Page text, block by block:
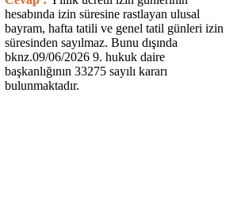
hesabında izin süresine rastlayan ulusal
bayram, hafta tatili ve genel tatil günleri izin
süresinden sayılmaz. Bunu dışında
bknz.09/06/2026 9. hukuk daire
başkanlığının 33275 sayılı kararı
bulunmaktadır.